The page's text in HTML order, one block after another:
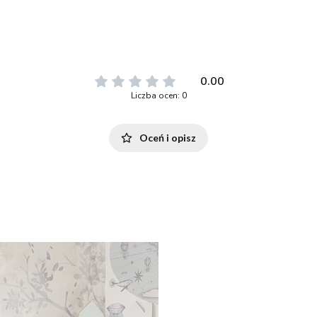
0.00
Liczba ocen: 0
Oceń i opisz